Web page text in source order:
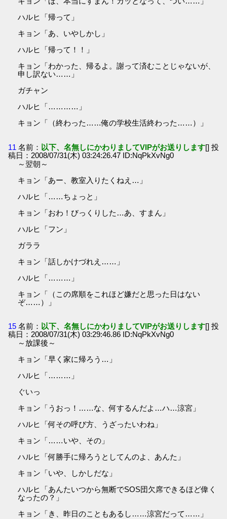
ハルヒ「帰って」
キョン「あ、いやしかし」
ハルヒ「帰って！！」
キョン「わかった、帰るよ。謝って済むことじゃないが、
申し訳ない……」
ガチャン
ハルヒ「…………」
キョン「（終わった……俺の学校生活終わった……）」
11 名前： 以下、名無しにかわりましてVIPがお送りします[] 投
稿日：2008/07/31(木) 03:24:26.47 ID:NqPkXvNg0
～翌朝～
キョン「あー、教室入りたくねえ…」
ハルヒ「……ちょっと」
キョン「おわ！びっくりした…あ、すまん」
ハルヒ「フン」
ガララ
キョン「話しかけづれえ……」
ハルヒ「………」
キョン「（この席順をこれほど嫌だと思った日はない
ぞ……）」
15 名前： 以下、名無しにかわりましてVIPがお送りします[] 投
稿日：2008/07/31(木) 03:29:46.86 ID:NqPkXvNg0
～放課後～
キョン「早く家に帰ろう…」
ハルヒ「………」
ぐいっ
キョン「うおっ！……な、何するんだよ…ハ…涼宮」
ハルヒ「何その呼び方、うざったいわね」
キョン「……いや、その」
ハルヒ「何勝手に帰ろうとしてんのよ、あんた」
キョン「いや、しかしだな」
ハルヒ「あんたいつから無断でSOS団欠席できるほど偉く
なったの？」
キョン「き、昨日のこともあるし……涼宮だって……」